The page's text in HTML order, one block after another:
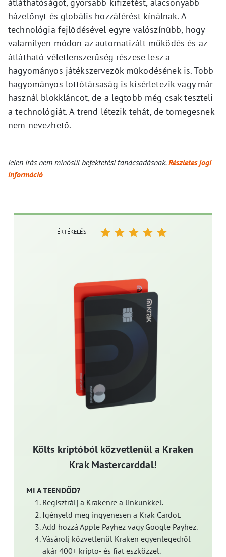
házelőnyt és globális hozzáférést kínálnak. A
technológia fejlődésével egyre valószínűbb, hogy
valamilyen módon az automatizált működés és az
átlátható véletlenszerűség részese lesz a
hagyományos játékszervezők működésének is. Több
hagyományos lottótársaság is kísérletezik vagy már
használ blokkláncot, de a legtöbb még csak teszteli
a technológiát. A trend létezik tehát, de tömegesnek
nem nevezhető.
Jelen írás nem minősül befektetési tanácsadásnak.Részletes jogi
információ
Költs kriptóból közvetlenül a Kraken
Krak Mastercarddal!
MI A TEENDŐD?
Regisztrálj a Krakenre a linkünkkel.
Igényeld meg ingyenesen a Krak Cardot.
Add hozzá Apple Payhez vagy Google Payhez.
Vásárolj közvetlenül Kraken egyenlegedről
akár 400+ kripto- és fiat eszközzel.
ÉRTÉKELÉS